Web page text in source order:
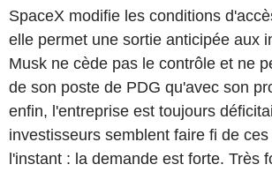
SpaceX modifie les conditions
elle permet une sortie anticipée aux
Musk ne cède pas le contrôle et ne
de son poste de PDG qu'avec son
enfin, l'entreprise est toujours
investisseurs semblent faire fi de
l'instant : la demande est forte. Très